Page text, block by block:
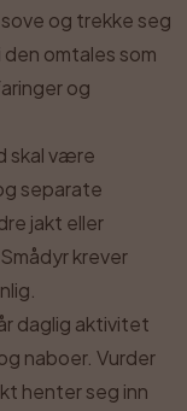
og trekke seg
omtales som
og
skal være
separate
jakt eller
krever
daglig aktivitet
naboer. Vurder
henter seg inn